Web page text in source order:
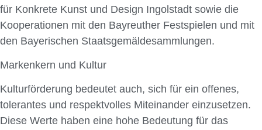
für Konkrete Kunst und Design Ingolstadt sowie die
Kooperationen mit den Bayreuther Festspielen und mit
den Bayerischen Staatsgemäldesammlungen.
Markenkern und Kultur
Kulturförderung bedeutet auch, sich für ein offenes,
tolerantes und respektvolles Miteinander einzusetzen.
Diese Werte haben eine hohe Bedeutung für das